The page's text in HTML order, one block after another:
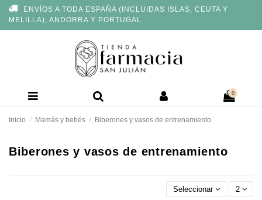
Nota:
este
ENVÍOS A TODA ESPAÑA (INCLUIDAS ISLAS, CEUTA Y
MELILLA), ANDORRA Y PORTUGAL
0
Inicio Mamás y bebés Biberones y vasos de entrenamiento
Biberones y vasos de entrenamiento
Seleccionar 2